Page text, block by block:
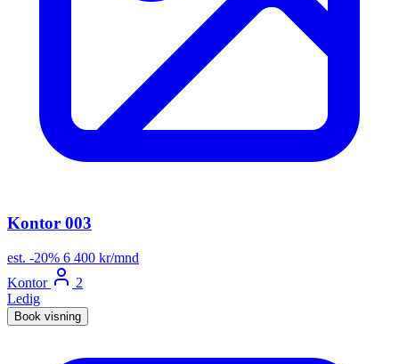
Kontor 003
est. -20% 6 400 kr/mnd
Kontor
2
Ledig
Book visning